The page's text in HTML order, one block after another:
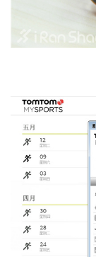
比